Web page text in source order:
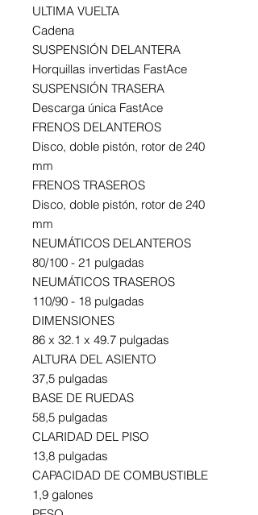
ULTIMA VUELTA
Cadena
SUSPENSIÓN DELANTERA
Horquillas invertidas FastAce
SUSPENSIÓN TRASERA
Descarga única FastAce
FRENOS DELANTEROS
Disco, doble pistón, rotor de 240
mm
FRENOS TRASEROS
Disco, doble pistón, rotor de 240
mm
NEUMÁTICOS DELANTEROS
80/100 - 21 pulgadas
NEUMÁTICOS TRASEROS
110/90 - 18 pulgadas
DIMENSIONES
86 x 32.1 x 49.7 pulgadas
ALTURA DEL ASIENTO
37,5 pulgadas
BASE DE RUEDAS
58,5 pulgadas
CLARIDAD DEL PISO
13,8 pulgadas
CAPACIDAD DE COMBUSTIBLE
1,9 galones